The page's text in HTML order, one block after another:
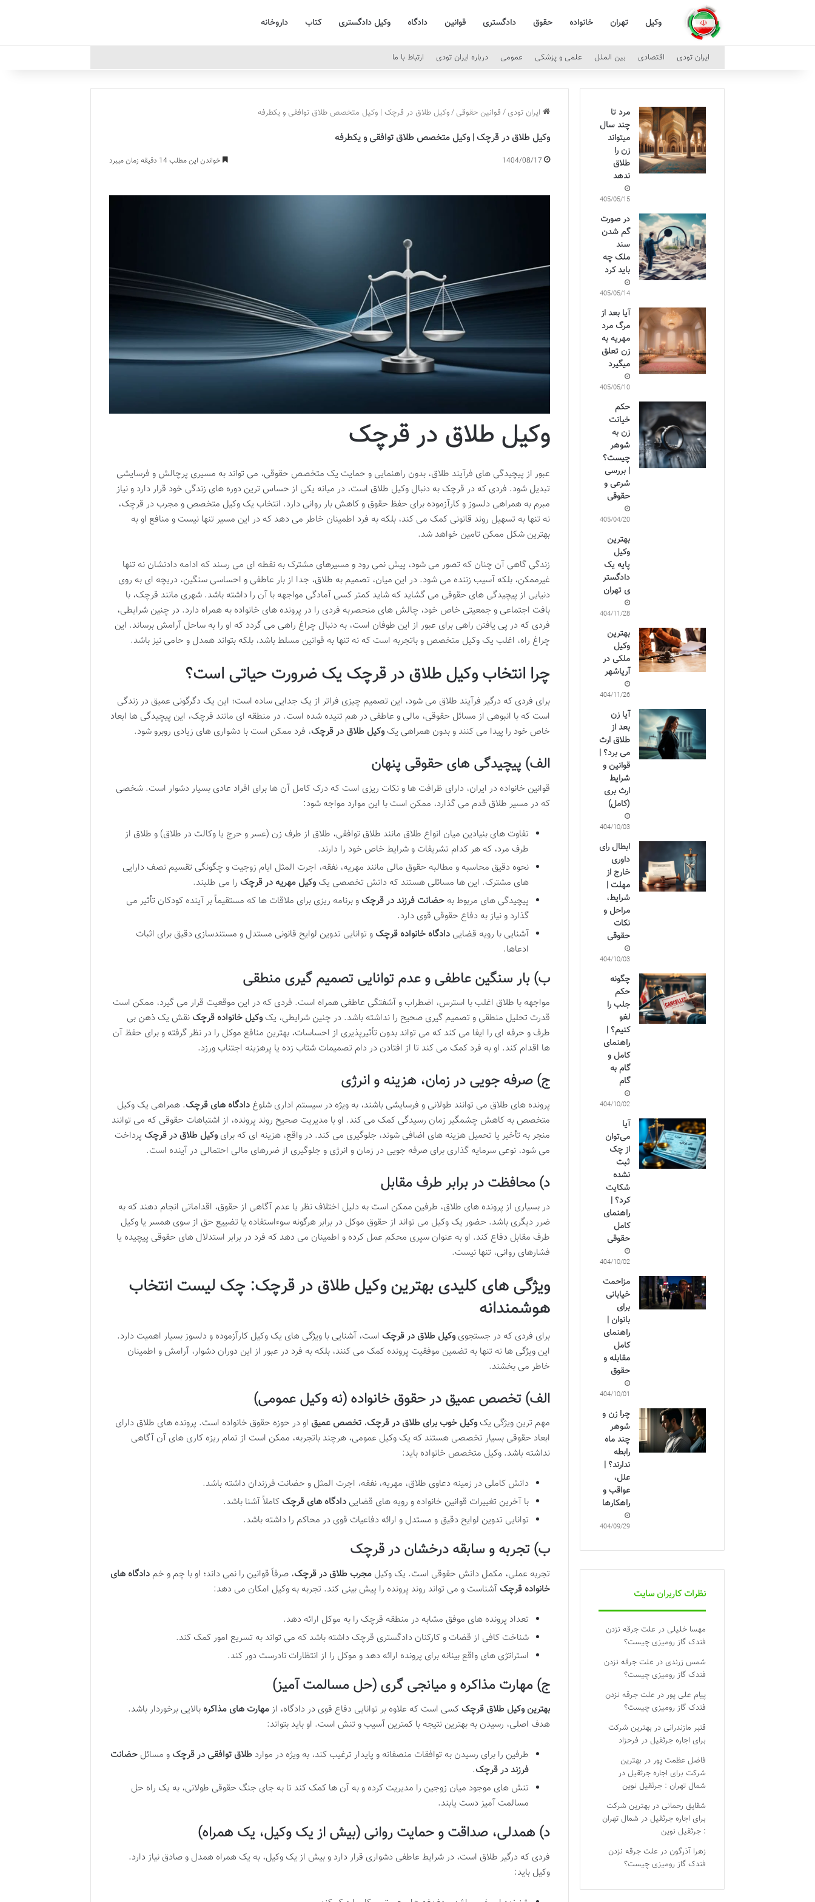
وکیل تهران خانواده حقوق دادگستری قوانین دادگاه وکیل دادگستری کتاب داروخانه
ایران تودی اقتصادی بین الملل علمی و پزشکی عمومی درباره ایران تودی ارتباط با ما
ایران تودی / قوانین حقوقی /وکیل طلاق در قرچک | وکیل متخصص طلاق توافقی و یکطرفه
وکیل طلاق در قرچک | وکیل متخصص طلاق توافقی و یکطرفه
1404/08/17 خواندن این مطلب 14 دقیقه زمان میبرد
وکیل طلاق در قرچک
عبور از پیچیدگی های فرآیند طلاق، بدون راهنمایی و حمایت یک متخصص حقوقی، می تواند به مسیری پرچالش و فرسایشی
تبدیل شود. فردی که در قرچک به دنبال وکیل طلاق است، در میانه یکی از حساس ترین دوره های زندگی خود قرار دارد و نیاز
مبرم به همراهی دلسوز و کارآزموده برای حفظ حقوق و کاهش بار روانی دارد. انتخاب یک وکیل متخصص و مجرب در قرچک،
نه تنها به تسهیل روند قانونی کمک می کند، بلکه به فرد اطمینان خاطر می دهد که در این مسیر تنها نیست و منافع او به
بهترین شکل ممکن تامین خواهد شد.
زندگی گاهی آن چنان که تصور می شود، پیش نمی رود و مسیرهای مشترک به نقطه ای می رسند که ادامه دادنشان نه تنها
غیرممکن، بلکه آسیب زننده می شود. در این میان، تصمیم به طلاق، جدا از بار عاطفی و احساسی سنگین، دریچه ای به روی
دنیایی از پیچیدگی های حقوقی می گشاید که شاید کمتر کسی آمادگی مواجهه با آن را داشته باشد. شهری مانند قرچک، با
بافت اجتماعی و جمعیتی خاص خود، چالش های منحصربه فردی را در پرونده های خانواده به همراه دارد. در چنین شرایطی،
فردی که در پی یافتن راهی برای عبور از این طوفان است، به دنبال چراغ راهی می گردد که او را به ساحل آرامش برساند. این
چراغ راه، اغلب یک وکیل متخصص و باتجربه است که نه تنها به قوانین مسلط باشد، بلکه بتواند همدل و حامی نیز باشد.
چرا انتخاب وکیل طلاق در قرچک یکضرورتحیاتی است؟
برای فردی که درگیر فرآیند طلاق می شود، این تصمیم چیزی فراتر از یک جدایی ساده است؛ این یک دگرگونی عمیق در زندگی
است که با انبوهی از مسائل حقوقی، مالی و عاطفی در هم تنیده شده است. در منطقه ای مانند قرچک، این پیچیدگی ها ابعاد
خاص خود را پیدا می کنند و بدون همراهی یکوکیل طلاق در قرچک، فرد ممکن است با دشواری های زیادی روبرو شود.
الف) پیچیدگی های حقوقی پنهان
قوانین خانواده در ایران، دارای ظرافت ها و نکات ریزی است که درک کامل آن ها برای افراد عادی بسیار دشوار است. شخصی
که در مسیر طلاق قدم می گذارد، ممکن است با این موارد مواجه شود:
تفاوت های بنیادین میان انواع طلاق مانند طلاق توافقی، طلاق از طرف زن (عسر و حرج یا وکالت در طلاق) و طلاق از
طرف مرد، که هر کدام تشریفات و شرایط خاص خود را دارند.
نحوه دقیق محاسبه و مطالبه حقوق مالی مانند مهریه، نفقه، اجرت المثل ایام زوجیت و چگونگی تقسیم نصف دارایی
های مشترک. این ها مسائلی هستند که دانش تخصصی یکوکیل مهریه در قرچک را می طلبند.
پیچیدگی های مربوط بهحضانت فرزند در قرچک و برنامه ریزی برای ملاقات ها که مستقیماً بر آینده کودکان تأثیر می
گذارد و نیاز به دفاع حقوقی قوی دارد.
آشنایی با رویه قضاییدادگاه خانواده قرچک و توانایی تدوین لوایح قانونی مستدل و مستندسازی دقیق برای اثبات
ادعاها.
ب) بار سنگین عاطفی و عدم توانایی تصمیم گیری منطقی
مواجهه با طلاق اغلب با استرس، اضطراب و آشفتگی عاطفی همراه است. فردی که در این موقعیت قرار می گیرد، ممکن است
قدرت تحلیل منطقی و تصمیم گیری صحیح را نداشته باشد. در چنین شرایطی، یکوکیل خانواده قرچک نقش یک ذهن بی
طرف و حرفه ای را ایفا می کند که می تواند بدون تأثیرپذیری از احساسات، بهترین منافع موکل را در نظر گرفته و برای حفظ آن
ها اقدام کند. او به فرد کمک می کند تا از افتادن در دام تصمیمات شتاب زده یا پرهزینه اجتناب ورزد.
ج) صرفه جویی در زمان، هزینه و انرژی
پرونده های طلاق می توانند طولانی و فرسایشی باشند، به ویژه در سیستم اداری شلوغدادگاه های قرچک. همراهی یک وکیل
متخصص به کاهش چشمگیر زمان رسیدگی کمک می کند. او با مدیریت صحیح روند پرونده، از اشتباهات حقوقی که می توانند
منجر به تأخیر یا تحمیل هزینه های اضافی شوند، جلوگیری می کند. در واقع، هزینه ای که برایوکیل طلاق در قرچک پرداخت
می شود، نوعی سرمایه گذاری برای صرفه جویی در زمان و انرژی و جلوگیری از ضررهای مالی احتمالی در آینده است.
د) محافظت در برابر طرف مقابل
در بسیاری از پرونده های طلاق، طرفین ممکن است به دلیل اختلاف نظر یا عدم آگاهی از حقوق، اقداماتی انجام دهند که به
ضرر دیگری باشد. حضور یک وکیل می تواند از حقوق موکل در برابر هرگونه سوءاستفاده یا تضییع حق از سوی همسر یا وکیل
طرف مقابل دفاع کند. او به عنوان سپری محکم عمل کرده و اطمینان می دهد که فرد در برابر استدلال های حقوقی پیچیده یا
فشارهای روانی، تنها نیست.
ویژگی های کلیدیبهترین وکیل طلاق در قرچک: چک لیست انتخاب
هوشمندانه
برای فردی که در جستجویوکیل طلاق در قرچک است، آشنایی با ویژگی های یک وکیل کارآزموده و دلسوز بسیار اهمیت دارد.
این ویژگی ها نه تنها به تضمین موفقیت پرونده کمک می کنند، بلکه به فرد در عبور از این دوران دشوار، آرامش و اطمینان
خاطر می بخشند.
الف) تخصص عمیق در حقوق خانواده (نه وکیل عمومی)
مهم ترین ویژگی یکوکیل خوب برای طلاق در قرچک،تخصص عمیق او در حوزه حقوق خانواده است. پرونده های طلاق دارای
ابعاد حقوقی بسیار تخصصی هستند که یک وکیل عمومی، هرچند باتجربه، ممکن است از تمام ریزه کاری های آن آگاهی
نداشته باشد. وکیل متخصص خانواده باید:
دانش کاملی در زمینه دعاوی طلاق، مهریه، نفقه، اجرت المثل و حضانت فرزندان داشته باشد.
با آخرین تغییرات قوانین خانواده و رویه های قضاییدادگاه های قرچک کاملاً آشنا باشد.
توانایی تدوین لوایح دقیق و مستدل و ارائه دفاعیات قوی در محاکم را داشته باشد.
ب) تجربه و سابقه درخشان در قرچک
تجربه عملی، مکمل دانش حقوقی است. یک وکیلمجرب طلاق در قرچک، صرفاً قوانین را نمی داند؛ او با چم و خمدادگاه های
خانواده قرچک آشناست و می تواند روند پرونده را پیش بینی کند. تجربه به وکیل امکان می دهد:
تعداد پرونده های موفق مشابه در منطقه قرچک را به موکل ارائه دهد.
شناخت کافی از قضات و کارکنان دادگستری قرچک داشته باشد که می تواند به تسریع امور کمک کند.
استراتژی های واقع بینانه برای پرونده ارائه دهد و موکل را از انتظارات نادرست دور کند.
ج) مهارت مذاکره و میانجی گری (حل مسالمت آمیز)
بهترین وکیل طلاق قرچک کسی است که علاوه بر توانایی دفاع قوی در دادگاه، ازمهارت های مذاکره بالایی برخوردار باشد.
هدف اصلی، رسیدن به بهترین نتیجه با کمترین آسیب و تنش است. او باید بتواند:
طرفین را برای رسیدن به توافقات منصفانه و پایدار ترغیب کند، به ویژه در مواردطلاق توافقی در قرچک و مسائلحضانت
فرزند در قرچک.
تنش های موجود میان زوجین را مدیریت کرده و به آن ها کمک کند تا به جای جنگ حقوقی طولانی، به یک راه حل
مسالمت آمیز دست یابند.
د) همدلی، صداقت و حمایت روانی (بیش از یک وکیل، یک همراه)
فردی که درگیر طلاق است، در شرایط عاطفی دشواری قرار دارد و بیش از یک وکیل، به یک همراه همدل و صادق نیاز دارد.
وکیل باید:
مرد تا
چند سال
میتواند
زن را
طلاق
ندهد
1405/05/15
در صورت
گم شدن
سند
ملک چه
باید کرد
1405/05/14
آیا بعد از
مرگ مرد
مهریه به
زن تعلق
میگیرد
1405/05/10
حکم
خیانت
زن به
شوهر
چیست؟
| بررسی
شرعی و
حقوقی
1405/04/20
بهترین
وکیل
پایه یک
دادگستر
ی تهران
1404/11/28
بهترین
وکیل
ملکی در
آریاشهر
1404/11/26
آیا زن
بعد از
طلاق ارث
می برد؟ |
قوانین و
شرایط
ارث بری
(کامل)
1404/10/03
ابطال رای
داوری
خارج از
مهلت |
شرایط،
مراحل و
نکات
حقوقی
1404/10/03
چگونه
حکم
جلب را
لغو
کنیم؟ |
راهنمای
کامل و
گام به
گام
1404/10/02
آیا
می‌توان
از چک
ثبت
نشده
شکایت
کرد؟ |
راهنمای
کامل
حقوقی
1404/10/02
مزاحمت
خیابانی
برای
بانوان |
راهنمای
کامل
مقابله و
حقوق
1404/10/01
چرا زن و
شوهر
چند ماه
رابطه
ندارند؟ |
علل،
عواقب و
راهکارها
1404/09/29
نظرات کاربران سایت
مهسا خلیلی در علت جرقه نزدن
فندک گاز رومیزی چیست؟
شمس زرندی در علت جرقه نزدن
فندک گاز رومیزی چیست؟
پیام علی پور در علت جرقه نزدن
فندک گاز رومیزی چیست؟
قنبر مازندرانی در بهترین شرکت
برای اجاره جرثقیل در فرحزاد
فاضل عظمت پور در بهترین
شرکت برای اجاره جرثقیل در
شمال تهران : جرثقیل نوین
شقایق رحمانی در بهترین شرکت
برای اجاره جرثقیل در شمال تهران
: جرثقیل نوین
زهرا آذرگون در علت جرقه نزدن
فندک گاز رومیزی چیست؟